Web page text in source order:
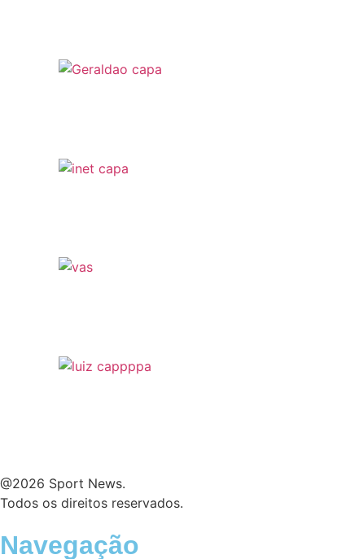
@2026 Sport News.
Todos os direitos reservados.
Navegação